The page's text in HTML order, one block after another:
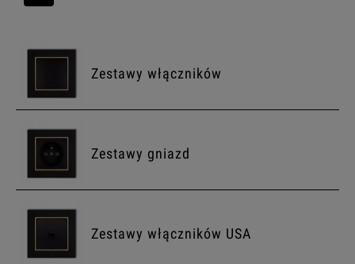
Zestawy włączników
Zestawy gniazd
Zestawy włączników USA